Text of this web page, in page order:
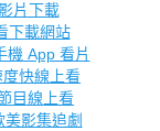
片下載
下載網站
機 App 看片
快線上看
目線上看
影集追劇